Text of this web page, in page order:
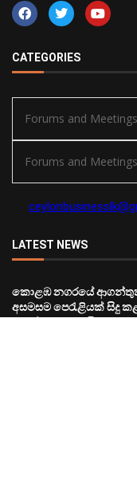
CATEGORIES
LATEST NEWS
කොළඹ නගරයේ ආගන්තුක
අසමසම පෙරැළියක් සිදු